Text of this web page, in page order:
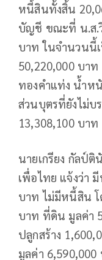
หนี้สินทั้งสิ้น
บัญชี ขณะที่ น.ส.
บาท ในจำนวนนี้
50,220,000 บา
ทองคำแท่ง น้ำห
ส่วนบุตรที่ยังไม่บ
13,308,100 บาท
นายเกรียง กัลป์
เพื่อไทย แจ้งว่า
บาท ไม่มีหนี้สิน โ
บาท ที่ดิน มูลค่า
ปลูกสร้าง
มูลค่า